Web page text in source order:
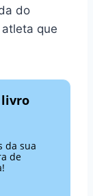
do
que
livro
da sua
de